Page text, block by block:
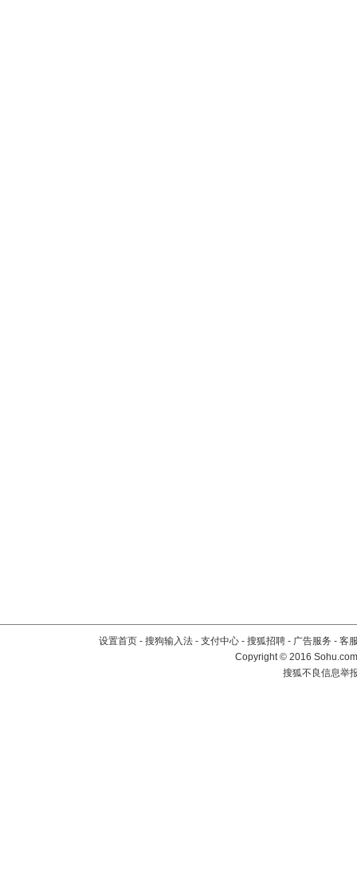
设置首页 - 搜狗输入法 - 支付中心 - 搜狐招聘 - 广告服务 - 客
Copyright©2016
搜狐不良信息举